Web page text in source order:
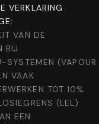
VERKLARING
VAN DE
BIJ
SYSTEMEN (VAPOUR
VAAK
TOT 10%
(LEL)
EEN